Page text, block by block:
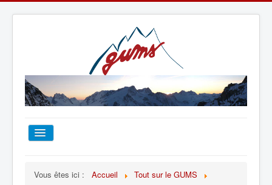
Vous êtes ici : Accueil
Tout sur le GUMS